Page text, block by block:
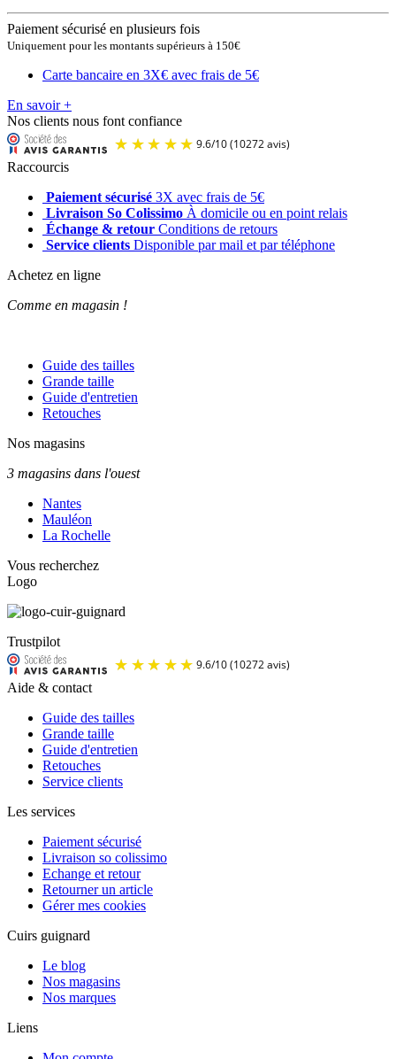
Paiement sécurisé en plusieurs fois
Uniquement pour les montants supérieurs à 150€
Carte bancaire en 3X€ avec frais de 5€
En savoir +
Nos clients nous font confiance
Raccourcis
Paiement sécurisé 3X avec frais de 5€
Livraison So Colissimo À domicile ou en point relais
Échange & retour Conditions de retours
Service clients Disponible par mail et par téléphone
Achetez en ligne
Comme en magasin !
Guide des tailles
Grande taille
Guide d'entretien
Retouches
Nos magasins
3 magasins dans l'ouest
Nantes
Mauléon
La Rochelle
Vous recherchez
Logo
Trustpilot
Aide & contact
Guide des tailles
Grande taille
Guide d'entretien
Retouches
Service clients
Les services
Paiement sécurisé
Livraison so colissimo
Echange et retour
Retourner un article
Gérer mes cookies
Cuirs guignard
Le blog
Nos magasins
Nos marques
Liens